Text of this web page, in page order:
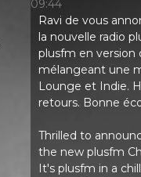
09:44
Ravi de vous
la nouvelle radio
plusfm en version
mélangeant une
Lounge et Indie.
retours. Bonne
Thrilled to
the new plusfm
It's plusfm in a